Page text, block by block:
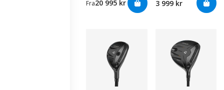
Fra20 995 kr 3 999 kr